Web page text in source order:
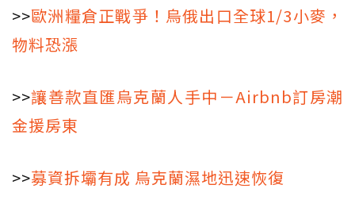
>>歐洲糧倉正戰爭！烏俄出口全球1/3小麥，
物料恐漲
>>讓善款直匯烏克蘭人手中－Airbnb訂房潮
金援房東
>>募資拆壩有成 烏克蘭濕地迅速恢復